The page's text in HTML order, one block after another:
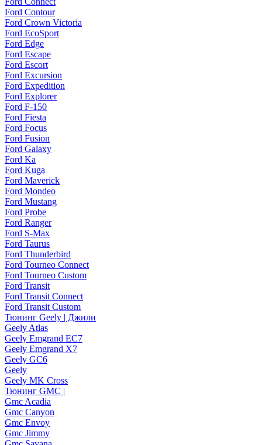
Ford Contour
Ford Crown Victoria
Ford EcoSport
Ford Edge
Ford Escape
Ford Escort
Ford Excursion
Ford Expedition
Ford Explorer
Ford F-150
Ford Fiesta
Ford Focus
Ford Fusion
Ford Galaxy
Ford Ka
Ford Kuga
Ford Maverick
Ford Mondeo
Ford Mustang
Ford Probe
Ford Ranger
Ford S-Max
Ford Taurus
Ford Thunderbird
Ford Tourneo Connect
Ford Tourneo Custom
Ford Transit
Ford Transit Connect
Ford Transit Custom
Тюнинг Geely | Джили
Geely Atlas
Geely Emgrand EC7
Geely Emgrand X7
Geely GC6
Geely
Geely MK Cross
Тюнинг GMC |
Gmc Acadia
Gmc Canyon
Gmc Envoy
Gmc Jimmy